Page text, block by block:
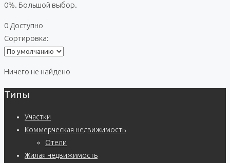
0%. Большой выбор.
0 Доступно
Сортировка:
Ничего не найдено
Типы
Участки
Коммерческая недвижимость
Отели
Жилая недвижимость